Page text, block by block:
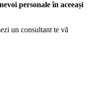
personale în aceeași
un consultant te vă